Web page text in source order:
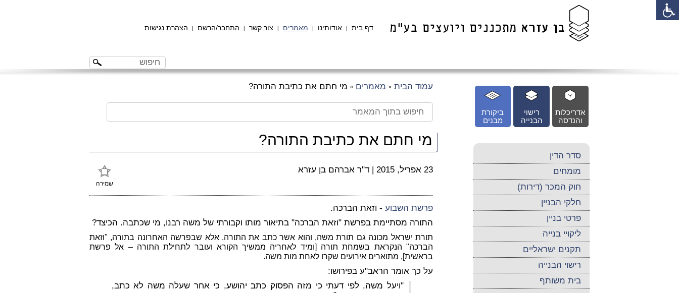
דף בית | אודותינו | מאמרים | צור קשר | התחבר/הרשם | הצהרת נגישות
עמוד הבית » מאמרים » מי חתם את כתיבת התורה?
מי חתם את כתיבת התורה?
שמירה
23 אפריל, 2015 | ד"ר אברהם בן עזרא
פרשת השבוע - וזאת הברכה.
התורה מסתיימת בפרשת "וזאת הברכה" בתיאור מותו וקבורתי של משה רבנו, מי שכתבה. הכיצד?
תורת ישראל מכונה גם תורת משה, והוא אשר כתב את התורה. אלא שבפרשה האחרונה בתורה, "וזאת
הברכה" הנקראת בשמחת תורה [ומיד לאחריה ממשיך הקורא ועובר לתחילת התורה – אל פרשת
בראשית], מתוארים אירועים שקרו לאחת מות משה.
על כך אומר הראב"ע בפירושו:
"ויעל משה, לפי דעתי כי מזה הפסוק כתב יהושע, כי אחר שעלה משה לא כתב,
ביקורת
מבנים
רישוי
הבנייה
אדריכלות
והנדסה
סדר הדין
מומחים
חוק המכר (דירות)
חלקי הבניין
פרטי בניין
ליקויי בנייה
תקנים ישראליים
רישוי הבנייה
בית משותף